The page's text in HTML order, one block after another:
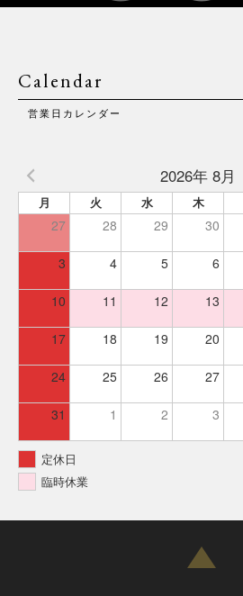
Calendar
営業日カレンダー
2026年 8月
月 火 水 木
27 28 29 30
3 4 5 6
10 11 12 13
17 18 19 20
24 25 26 27
31 1 2 3
定休日
臨時休業